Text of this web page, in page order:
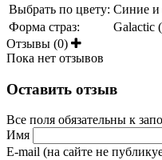
Выбрать по цвету: Синие и
Форма страз:
Galactic
Отзывы (0)
Пока нет отзывов
Оставить отзыв
Все поля обязательны к
Имя
E-mail (на сайте не